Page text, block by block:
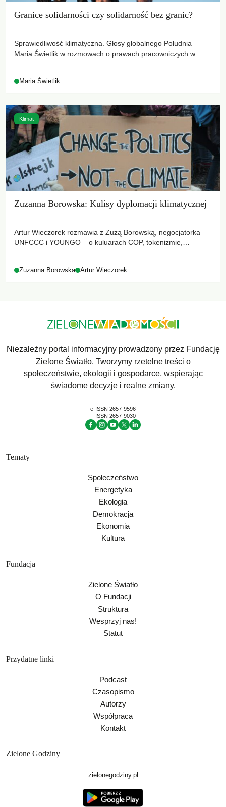
Granice solidarności czy solidarność bez granic?
Sprawiedliwość klimatyczna. Głosy globalnego Południa –
Maria Świetlik w rozmowach o prawach pracowniczych w
Maria Świetlik
Zuzanna Borowska: Kulisy dyplomacji klimatycznej
Artur Wieczorek rozmawia z Zuzą Borowską, negocjatorka
UNFCCC i YOUNGO – o kuluarach COP, tokenizmie,
Zuzanna Borowska Artur Wieczorek
Klimat
Niezależny portal informacyjny prowadzony przez Fundację
Zielone Światło. Tworzymy rzetelne treści o
społeczeństwie, ekologii i gospodarce, wspierając
świadome decyzje i realne zmiany.
e-ISSN 2657-9596
ISSN 2657-9030
Tematy
Społeczeństwo
Energetyka
Ekologia
Demokracja
Ekonomia
Kultura
Fundacja
Zielone Światło
O Fundacji
Struktura
Wesprzyj nas!
Statut
Przydatne linki
Podcast
Czasopismo
Autorzy
Współpraca
Kontakt
Zielone Godziny
zielonegodziny.pl